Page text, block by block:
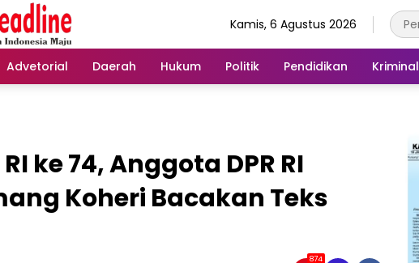
Kamis, 6 Agustus 2026
Advetorial Daerah Hukum Politik Pendidikan Kriminal
ke 74, Anggota DPR RI
Koheri Bacakan Teks
874